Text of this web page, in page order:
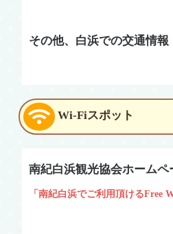
その他、白浜での交通情報
Wi-Fiスポット
南紀白浜観光協会ホームペ
「南紀白浜でご利用頂けるFree